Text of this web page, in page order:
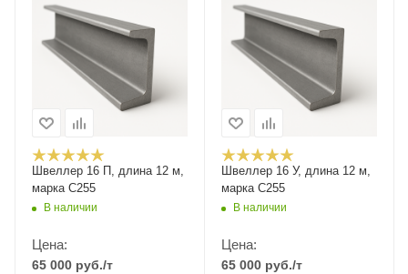
Швеллер 16 П, длина 12 м,
марка С255
В наличии
Цена:
65 000 руб./т
Швеллер 16 У, длина 12 м,
марка С255
В наличии
Цена:
65 000 руб./т